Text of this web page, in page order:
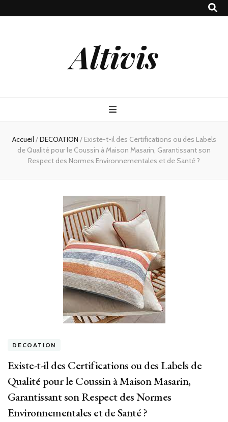
Altivis
Accueil/DECOATION / Existe-t-il des Certifications ou des Labels
de Qualité pour le Coussin à Maison Masarin, Garantissant son
Respect des Normes Environnementales et de Santé ?
DECOATION
Existe-t-il des Certifications ou des Labels de
Qualité pour le Coussin à Maison Masarin,
Garantissant son Respect des Normes
Environnementales et de Santé ?